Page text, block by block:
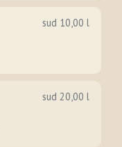
sud 10,00 l
sud 20,00 l